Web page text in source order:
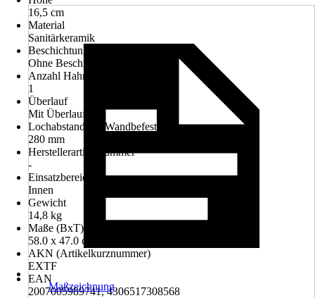
16,5 cm
Material
Sanitärkeramik
Beschichtung
Ohne Beschichtung
Anzahl Hahnlöcher
1
Überlauf
Mit Überlauf
Lochabstand der Wandbefestigung
280 mm
Herstellerartikelnummer
-
Einsatzbereich
Innen
Gewicht
14,8 kg
Maße (BxT)
58.0 x 47.0 cm
AKN (Artikelkurznummer)
EXTF
EAN
2007005989741, 4306517308568
Maßzeichnung